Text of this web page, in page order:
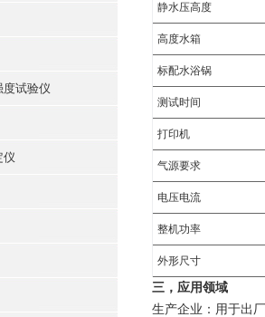
度试验仪
仪
静水压高度
高度水箱
标配水浴锅
测试时间
打印机
气源要求
电压电流
整机功率
外形尺寸
三，应用领域
生产企业‌：用于出